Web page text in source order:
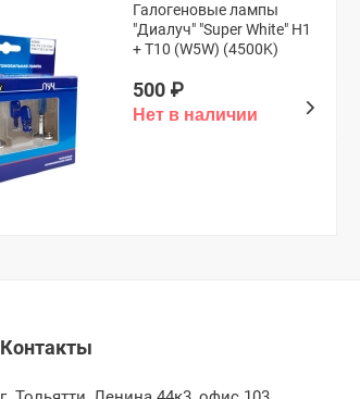
Галогеновые лампы
"Диалуч" "Super White" H1
+ T10 (W5W) (4500K)
500 ₽
Контакты